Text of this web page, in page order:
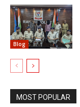
Blog
MOST POPULAR